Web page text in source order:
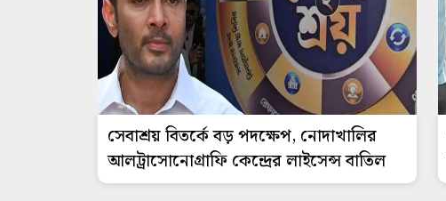
সেবাশ্রয় বিতর্কে বড় পদক্ষেপ, নোদাখালির
আলট্রাসোনোগ্রাফি কেন্দ্রের লাইসেন্স বাতিল